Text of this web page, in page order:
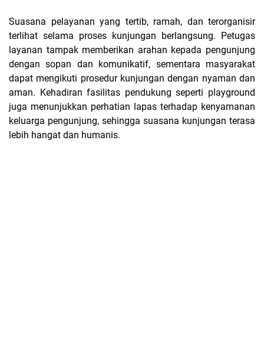
Suasana pelayanan yang tertib, ramah, dan terorganisir
terlihat selama proses kunjungan berlangsung. Petugas
layanan tampak memberikan arahan kepada pengunjung
dengan sopan dan komunikatif, sementara masyarakat
dapat mengikuti prosedur kunjungan dengan nyaman dan
aman. Kehadiran fasilitas pendukung seperti playground
juga menunjukkan perhatian lapas terhadap kenyamanan
keluarga pengunjung, sehingga suasana kunjungan terasa
lebih hangat dan humanis.